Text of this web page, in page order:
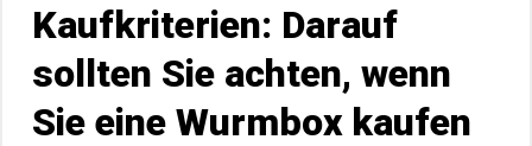
Kaufkriterien: Darauf
sollten Sie achten, wenn
Sie eine Wurmbox kaufen